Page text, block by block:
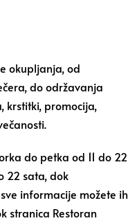
okupljanja, od
do održavanja
krstitki, promocija,
do petka od 11 do 22
22 sata, dok
informacije možete ih
stranica Restoran